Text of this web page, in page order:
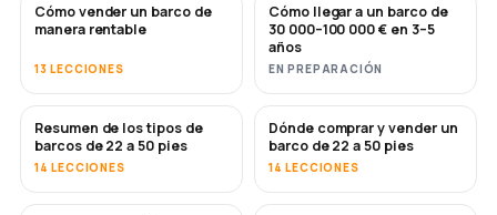
NUEVO
Cómo vender un barco de
manera rentable
13 LECCIONES
NUEVO
Cómo llegar a un barco de
30 000–100 000 € en 3–5
años
EN PREPARACIÓN
PRONTO
Resumen de los tipos de
barcos de 22 a 50 pies
14 LECCIONES
PRONTO
Dónde comprar y vender un
barco de 22 a 50 pies
14 LECCIONES